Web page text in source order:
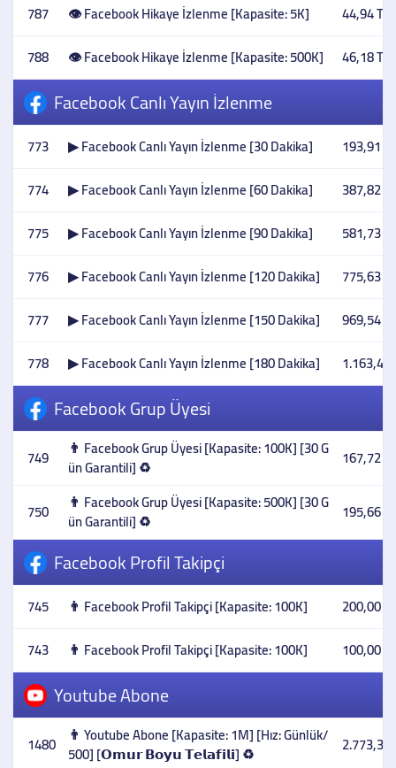
787 👁️ Facebook Hikaye İzlenme [Kapasite: 5K]
44,94 TL
788
👁️ Facebook Hikaye İzlenme [Kapasite: 500K] 46,18 TL
Facebook Canlı Yayın İzlenme
773 ▶ Facebook Canlı Yayın İzlenme [30 Dakika]
193,91 TL
774
▶ Facebook Canlı Yayın İzlenme [60 Dakika]
387,82 TL
775
▶ Facebook Canlı Yayın İzlenme [90 Dakika]
581,73 TL
776
▶ Facebook Canlı Yayın İzlenme [120 Dakika]
775,63 TL
777
▶ Facebook Canlı Yayın İzlenme [150 Dakika]
969,54 TL
778
▶ Facebook Canlı Yayın İzlenme [180 Dakika] 1.163,45
Facebook Grup Üyesi
749 👨 Facebook Grup Üyesi [Kapasite: 100K] [30 G
ün Garantili] ♻️ 167,72 TL
750 👨 Facebook Grup Üyesi [Kapasite: 500K] [30 G
ün Garantili] ♻️ 195,66 TL
Facebook Profil Takipçi
745 👨 Facebook Profil Takipçi [Kapasite: 100K]
200,00 TL
743
👨 Facebook Profil Takipçi [Kapasite: 100K] 100,00 TL
Youtube Abone
1480 👨 Youtube Abone [Kapasite: 1M] [Hız: Günlük/
500] [𝗢𝗺𝘂𝗿 𝗕𝗼𝘆𝘂 𝗧𝗲𝗹𝗮𝗳𝗶𝗹𝗶] ♻️ 2.773,37